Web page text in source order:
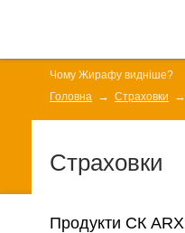
Чому Жирафу видніше?
Головна
Страховки
Страховки
Продукти СК ARX